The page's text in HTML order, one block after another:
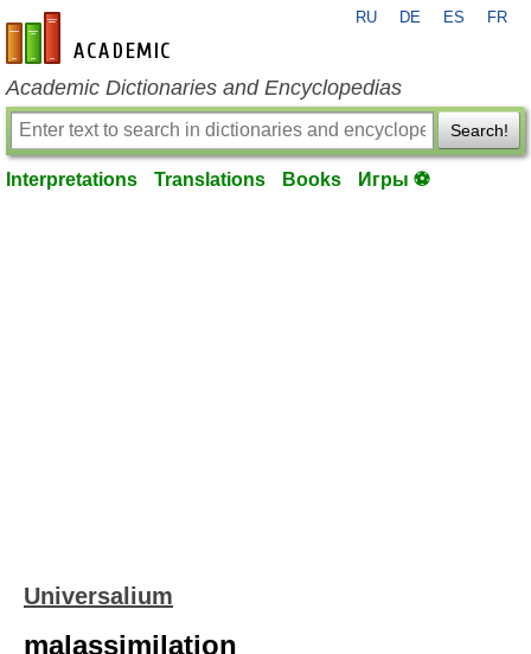
en-academic.com
RU DE ES FR
Academic Dictionaries and Encyclopedias
Search!
Interpretations Translations Books Игры ⚽
Universalium
malassimilation